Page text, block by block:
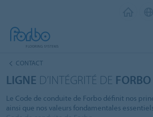
CONTACT
LIGNE D’INTÉGRITÉ DE FORBO
Le Code de conduite de Forbo définit nos
ainsi que nos valeurs fondamentales